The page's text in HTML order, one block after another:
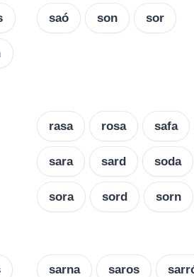
saó son sor
rasa rosa safa
sara sard soda
sora sord sorn
sarna saros